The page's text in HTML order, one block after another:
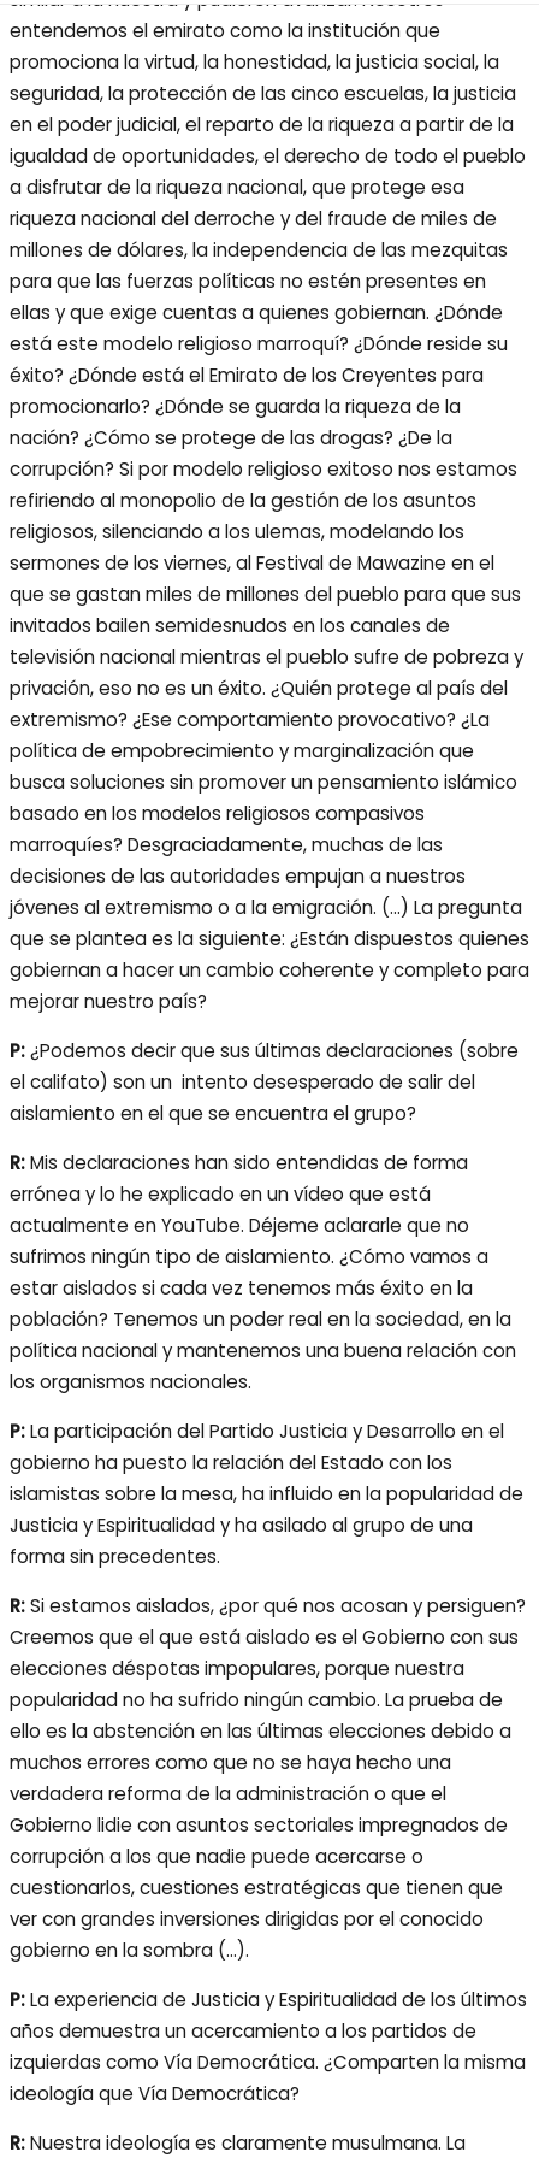
entendemos el emirato como la institución que
promociona la virtud, la honestidad, la justicia social, la
seguridad, la protección de las cinco escuelas, la justicia
en el poder judicial, el reparto de la riqueza a partir de la
igualdad de oportunidades, el derecho de todo el pueblo
a disfrutar de la riqueza nacional, que protege esa
riqueza nacional del derroche y del fraude de miles de
millones de dólares, la independencia de las mezquitas
para que las fuerzas políticas no estén presentes en
ellas y que exige cuentas a quienes gobiernan. ¿Dónde
está este modelo religioso marroquí? ¿Dónde reside su
éxito? ¿Dónde está el Emirato de los Creyentes para
promocionarlo? ¿Dónde se guarda la riqueza de la
nación? ¿Cómo se protege de las drogas? ¿De la
corrupción? Si por modelo religioso exitoso nos estamos
refiriendo al monopolio de la gestión de los asuntos
religiosos, silenciando a los ulemas, modelando los
sermones de los viernes, al Festival de Mawazine en el
que se gastan miles de millones del pueblo para que sus
invitados bailen semidesnudos en los canales de
televisión nacional mientras el pueblo sufre de pobreza y
privación, eso no es un éxito. ¿Quién protege al país del
extremismo? ¿Ese comportamiento provocativo? ¿La
política de empobrecimiento y marginalización que
busca soluciones sin promover un pensamiento islámico
basado en los modelos religiosos compasivos
marroquíes? Desgraciadamente, muchas de las
decisiones de las autoridades empujan a nuestros
jóvenes al extremismo o a la emigración. (…) La pregunta
que se plantea es la siguiente: ¿Están dispuestos quienes
gobiernan a hacer un cambio coherente y completo para
mejorar nuestro país?
P:¿Podemos decir que sus últimas declaraciones (sobre
el califato) son un intento desesperado de salir del
aislamiento en el que se encuentra el grupo?
R:Mis declaraciones han sido entendidas de forma
errónea y lo he explicado en un vídeo que está
actualmente en YouTube. Déjeme aclararle que no
sufrimos ningún tipo de aislamiento. ¿Cómo vamos a
estar aislados si cada vez tenemos más éxito en la
población? Tenemos un poder real en la sociedad, en la
política nacional y mantenemos una buena relación con
los organismos nacionales.
P:La participación del Partido Justicia y Desarrollo en el
gobierno ha puesto la relación del Estado con los
islamistas sobre la mesa, ha influido en la popularidad de
Justicia y Espiritualidad y ha asilado al grupo de una
forma sin precedentes.
R:Si estamos aislados, ¿por qué nos acosan y persiguen?
Creemos que el que está aislado es el Gobierno con sus
elecciones déspotas impopulares, porque nuestra
popularidad no ha sufrido ningún cambio. La prueba de
ello es la abstención en las últimas elecciones debido a
muchos errores como que no se haya hecho una
verdadera reforma de la administración o que el
Gobierno lidie con asuntos sectoriales impregnados de
corrupción a los que nadie puede acercarse o
cuestionarlos, cuestiones estratégicas que tienen que
ver con grandes inversiones dirigidas por el conocido
gobierno en la sombra (…).
P:La experiencia de Justicia y Espiritualidad de los últimos
años demuestra un acercamiento a los partidos de
izquierdas como Vía Democrática. ¿Comparten la misma
ideología que Vía Democrática?
R:Nuestra ideología es claramente musulmana. La